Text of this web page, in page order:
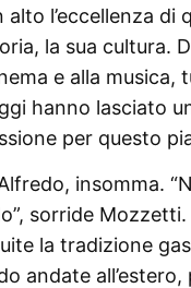
l’eccellenza di
la sua cultura.
e alla musica,
hanno lasciato
per questo
insomma.
sorride Mozzetti.
la tradizione
andate